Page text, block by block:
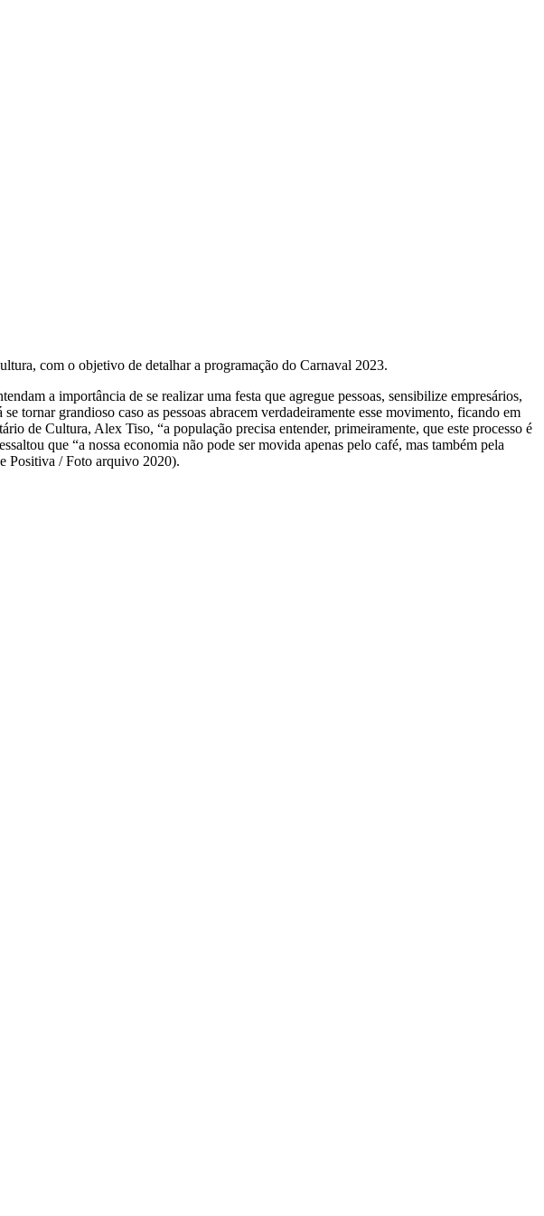
com o objetivo de detalhar a programação do Carnaval 2023.
a importância de se realizar uma festa que agregue pessoas, sensibilize empresários,
tornar grandioso caso as pessoas abracem verdadeiramente esse movimento, ficando em
de Cultura, Alex Tiso, “a população precisa entender, primeiramente, que este processo é
que “a nossa economia não pode ser movida apenas pelo café, mas também pela
Positiva / Foto arquivo 2020).